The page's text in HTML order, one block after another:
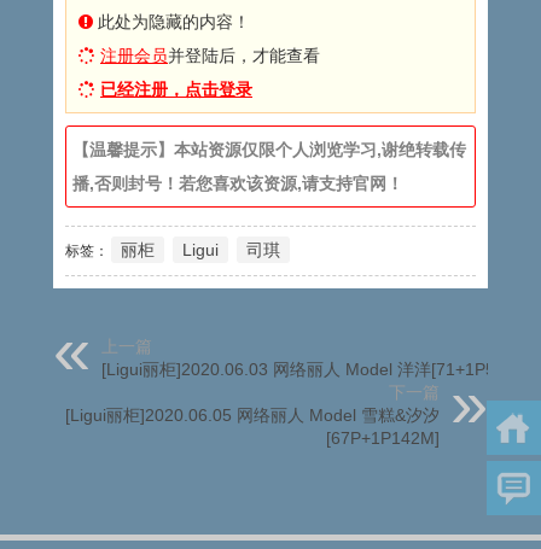
此处为隐藏的内容！
注册会员并登陆后，才能查看
已经注册，点击登录
【温馨提示】本站资源仅限个人浏览学习,谢绝转载传
播,否则封号！若您喜欢该资源,请支持官网！
标签： 丽柜 Ligui 司琪
上一篇
[Ligui丽柜]2020.06.03 网络丽人 Model 洋洋[71+1P53M]
下一篇
[Ligui丽柜]2020.06.05 网络丽人 Model 雪糕&汐汐
[67P+1P142M]